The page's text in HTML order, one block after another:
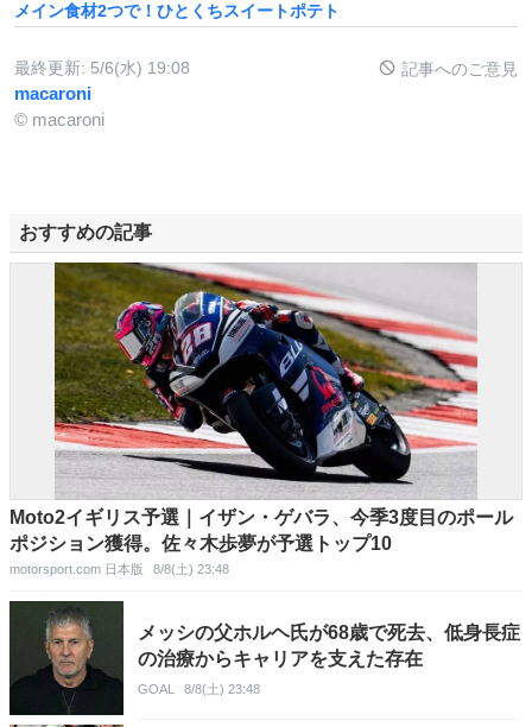
メイン食材2つで！ひとくちスイートポテト
最終更新: 5/6(水) 19:08 記事へのご意見
macaroni
© macaroni
おすすめの記事
Moto2イギリス予選｜イザン・ゲバラ、今季3度目のポール
ポジション獲得。佐々木歩夢が予選トップ10
motorsport.com 日本版 8/8(土) 23:48
メッシの父ホルヘ氏が68歳で死去、低身長症
の治療からキャリアを支えた存在
GOAL 8/8(土) 23:48